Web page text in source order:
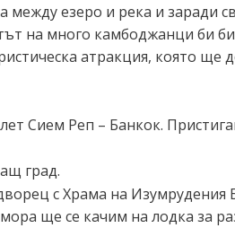
езеро и река и заради
на много камбоджанци би
атракция, която ще
Сием Реп – Банкок.
град.
с Храма на
ще се качим на лодка за